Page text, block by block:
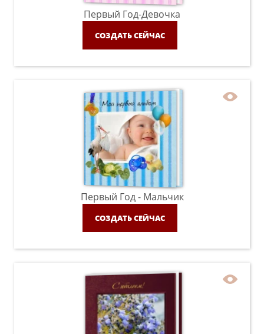
Первый Год-Девочка
СОЗДАТЬ СЕЙЧАС
Первый Год - Мальчик
СОЗДАТЬ СЕЙЧАС